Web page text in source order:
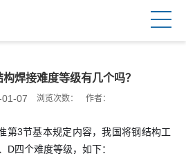
焊接难度等级有几个吗？
07 浏览次数： 作者：
第3节基本规定内容，我国将钢结构工
D四个难度等级，如下：